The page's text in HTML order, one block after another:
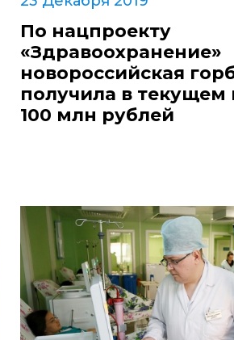
По нацпроекту
«Здравоохранение»
новороссийская
получила в текущем
100 млн рублей